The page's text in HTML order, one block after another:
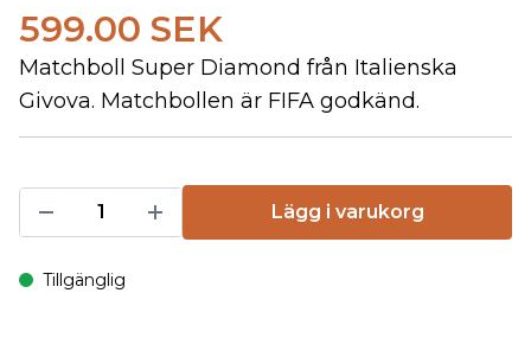
599.00 SEK
Matchboll Super Diamond från Italienska
Givova. Matchbollen är FIFA godkänd.
Lägg i varukorg
Tillgänglig